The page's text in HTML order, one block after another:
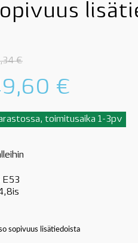
€
€
toimitusaika 1-3pv
E53
sopivuus lisätiedoista